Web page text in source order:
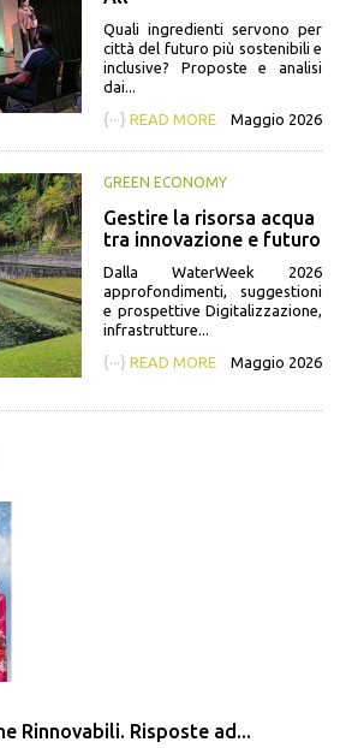
Quali ingredienti servono per
città del futuro più sostenibili e
inclusive? Proposte e analisi
dai...
{···} READ MORE Maggio 2026
GREEN ECONOMY
Gestire la risorsa acqua
tra innovazione e futuro
Dalla WaterWeek 2026
approfondimenti, suggestioni
e prospettive Digitalizzazione,
infrastrutture...
{···} READ MORE Maggio 2026
Rinnovabili. Risposte ad...